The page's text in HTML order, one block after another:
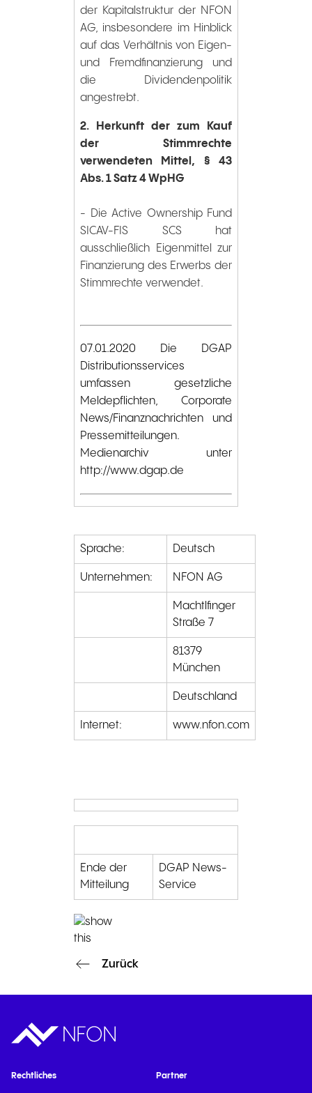
der Kapitalstruktur der NFON
AG, insbesondere im Hinblick
auf das Verhältnis von Eigen-
und Fremdfinanzierung und
die Dividendenpolitik
angestrebt.
2. Herkunft der zum Kauf
der Stimmrechte
verwendeten Mittel, § 43
Abs. 1 Satz 4 WpHG
- Die Active Ownership Fund
SICAV-FIS SCS hat
ausschließlich Eigenmittel zur
Finanzierung des Erwerbs der
Stimmrechte verwendet.
07.01.2020 Die DGAP
Distributionsservices
umfassen gesetzliche
Meldepflichten, Corporate
News/Finanznachrichten und
Pressemitteilungen.
Medienarchiv unter
http://www.dgap.de
Sprache: Deutsch
Unternehmen: NFON AG
Machtlfinger
Straße 7
81379
München
Deutschland
Internet: www.nfon.com
Ende der
Mitteilung
DGAP News-
Service
Zurück
Rechtliches Partner